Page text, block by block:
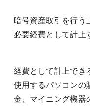
暗号資産取引を行う
必要経費として計上
経費として計上でき
使用するパソコンの
金、マイニング機器